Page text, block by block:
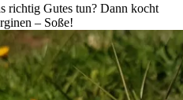
richtig Gutes tun? Dann kocht
– Soße!